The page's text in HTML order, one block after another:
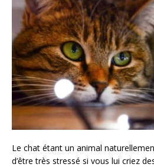
Le chat étant un animal
d’être très stressé si vous lui criez